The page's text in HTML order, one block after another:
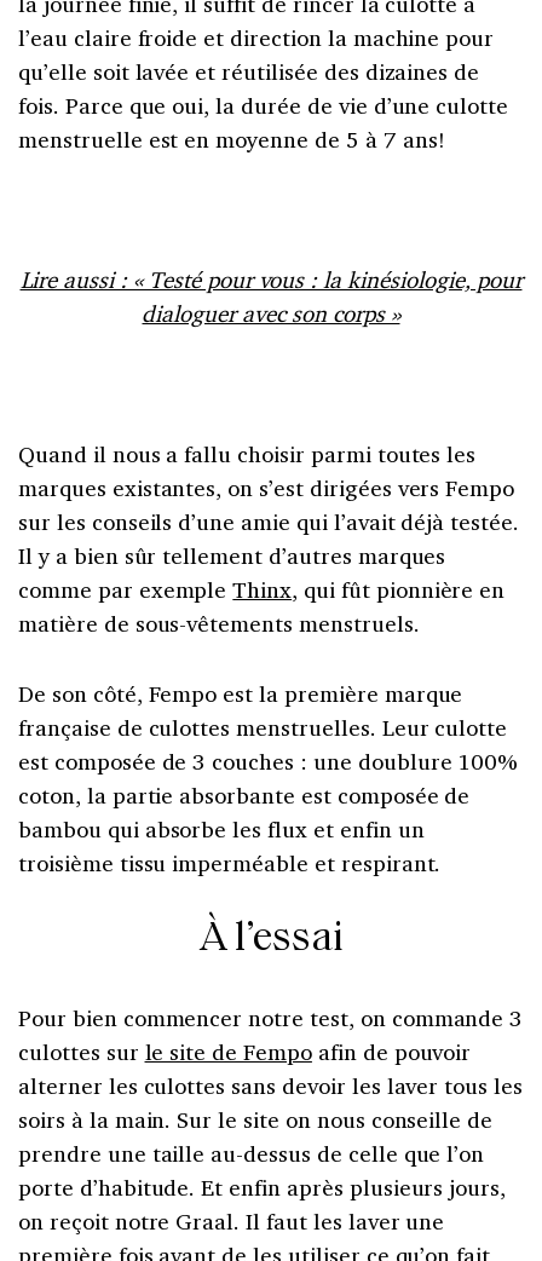
l’eau claire froide et direction la machine pour
qu’elle soit lavée et réutilisée des dizaines de
fois. Parce que oui, la durée de vie d’une culotte
menstruelle est en moyenne de 5 à 7 ans!
Lire aussi : « Testé pour vous : la kinésiologie, pour
dialoguer avec son corps »
Quand il nous a fallu choisir parmi toutes les
marques existantes, on s’est dirigées vers Fempo
sur les conseils d’une amie qui l’avait déjà testée.
Il y a bien sûr tellement d’autres marques
comme par exempleThinx, qui fût pionnière en
matière de sous-vêtements menstruels.
De son côté, Fempo est la première marque
française de culottes menstruelles. Leur culotte
est composée de 3 couches : une doublure 100%
coton, la partie absorbante est composée de
bambou qui absorbe les flux et enfin un
troisième tissu imperméable et respirant.
À l’essai
Pour bien commencer notre test, on commande 3
culottes sur le site de Fempoafin de pouvoir
alterner les culottes sans devoir les laver tous les
soirs à la main. Sur le site on nous conseille de
prendre une taille au-dessus de celle que l’on
porte d’habitude. Et enfin après plusieurs jours,
on reçoit notre Graal. Il faut les laver une